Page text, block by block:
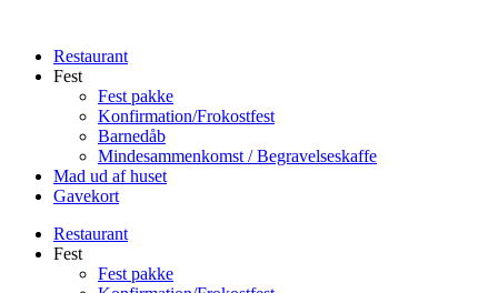
indholdRestaurant
Fest
Fest pakke
Konfirmation/Frokostfest
Barnedåb
Mindesammenkomst / Begravelseskaffe
Mad ud af huset
Gavekort
Restaurant
Fest
Fest pakke